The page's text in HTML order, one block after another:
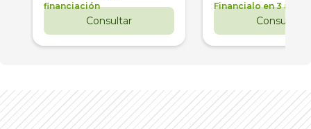
financiación
Consultar
Financialo en 3 años
Consultar